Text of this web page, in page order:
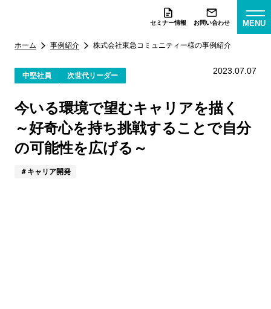
セミナー情報 お問い合わせ MENU
ホーム 事例紹介 株式会社東急コミュニティー様の事例紹介
中堅社員 次世代リーダー 2023.07.07
今いる環境で望むキャリアを描く
～好奇心を持ち挑戦することで自分
の可能性を広げる～
キャリア開発